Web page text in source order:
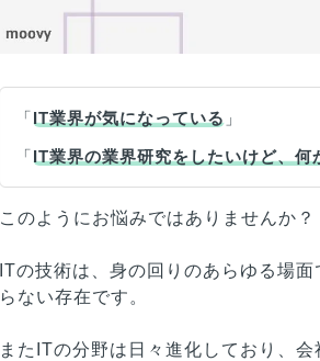
「IT業界が気になっている 」
「IT業界の業界研究をしたいけど、
このようにお悩みではありませんか？
ITの技術は、身の回りのあらゆる場
らない存在です。
またITの分野は日々進化しており、